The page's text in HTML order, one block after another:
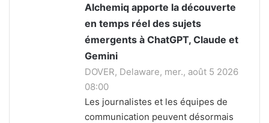
Alchemiq apporte la découverte
en temps réel des sujets
émergents à ChatGPT, Claude et
Gemini
DOVER, Delaware, mer., août 5 2026
08:00
Les journalistes et les équipes de
communication peuvent désormais